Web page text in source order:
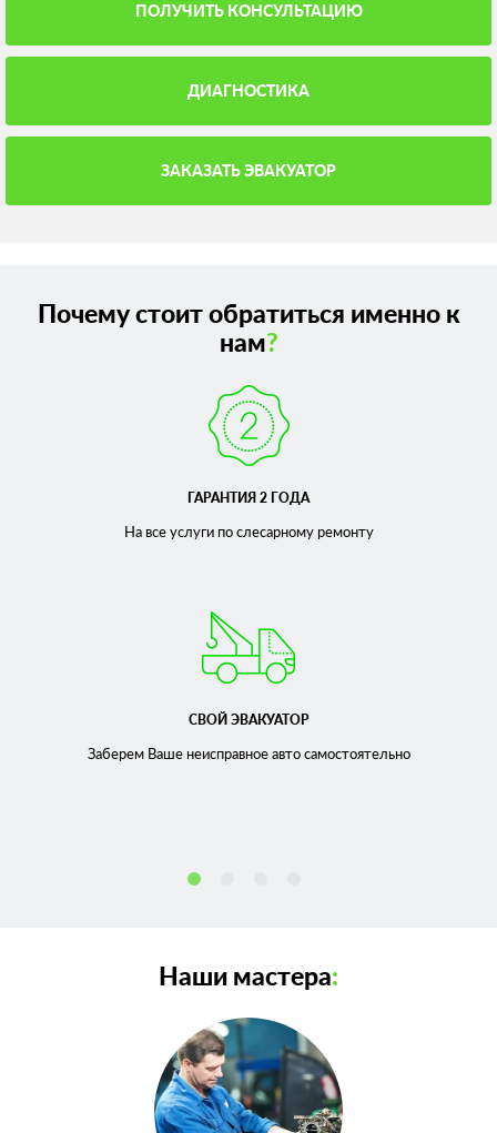
ПОЛУЧИТЬ КОНСУЛЬТАЦИЮ
ДИАГНОСТИКА
ЗАКАЗАТЬ ЭВАКУАТОР
Почему стоит обратиться именно к
нам?
ГАРАНТИЯ 2 ГОДА
На все услуги по слесарномуремонту
СВОЙ ЭВАКУАТОР
Заберем Ваше неисправноеавто самостоятельно
Наши мастера: